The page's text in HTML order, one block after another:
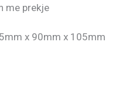
me prekje
x 90mm x 105mm